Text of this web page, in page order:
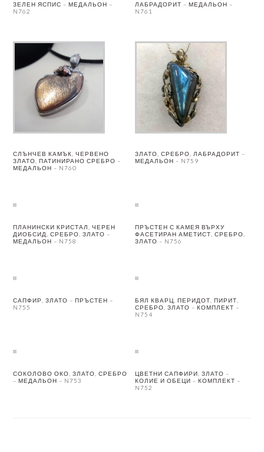
ЗЕЛЕН ЯСПИС – МЕДАЛЬОН –
N762
ЛАБРАДОРИТ – МЕДАЛЬОН –
N761
СЛЪНЧЕВ КАМЪК, ЧЕРВЕНО
ЗЛАТО, ПАТИНИРАНО СРЕБРО –
МЕДАЛЬОН – N760
ЗЛАТО, СРЕБРО, ЛАБРАДОРИТ –
МЕДАЛЬОН – N759
ПЛАНИНСКИ КРИСТАЛ, ЧЕРЕН
ДИОБСИД, СРЕБРО, ЗЛАТО –
МЕДАЛЬОН – N758
ПРЪСТЕН С КАМЕЯ ВЪРХУ
ФАСЕТИРАН АМЕТИСТ, СРЕБРО,
ЗЛАТО – N756
САПФИР, ЗЛАТО – ПРЪСТЕН –
N755
БЯЛ КВАРЦ, ПЕРИДОТ, ПИРИТ,
СРЕБРО, ЗЛАТО – КОМПЛЕКТ –
N754
СОКОЛОВО ОКО, ЗЛАТО, СРЕБРО
– МЕДАЛЬОН – N753
ЦВЕТНИ САПФИРИ, ЗЛАТО –
КОЛИЕ И ОБЕЦИ – КОМПЛЕКТ –
N752